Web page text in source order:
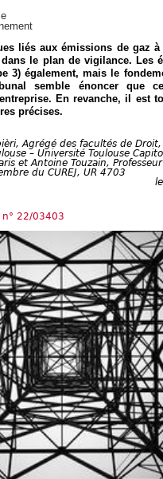
liés aux émissions de gaz à
le plan de vigilance. Les
3) également, mais le
semble énoncer que
En revanche, il est
précises.
Agrégé des facultés de Droit,
– Université Toulouse
et Antoine Touzain,
du CUREJ, UR 4703
n° 22/03403